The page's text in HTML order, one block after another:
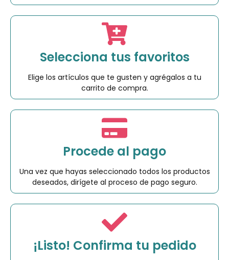
Selecciona tus favoritos
Elige los artículos que te gusten y agrégalos a tu
carrito de compra.
Procede al pago
Una vez que hayas seleccionado todos los productos
deseados, dirígete al proceso de pago seguro.
¡Listo! Confirma tu pedido